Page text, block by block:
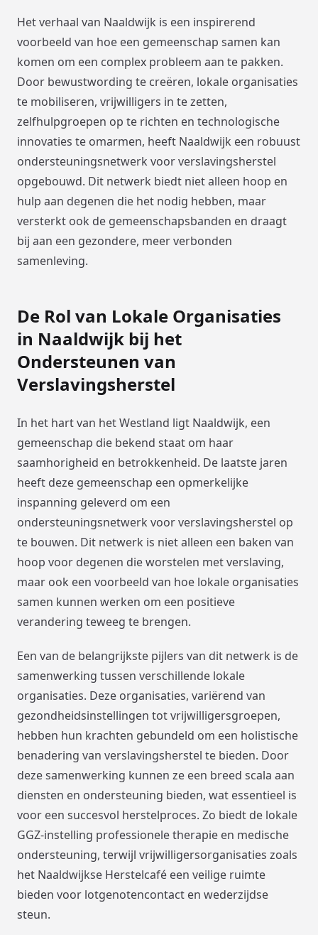
Het verhaal van Naaldwijk is een inspirerend
voorbeeld van hoe een gemeenschap samen kan
komen om een complex probleem aan te pakken.
Door bewustwording te creëren, lokale organisaties
te mobiliseren, vrijwilligers in te zetten,
zelfhulpgroepen op te richten en technologische
innovaties te omarmen, heeft Naaldwijk een robuust
ondersteuningsnetwerk voor verslavingsherstel
opgebouwd. Dit netwerk biedt niet alleen hoop en
hulp aan degenen die het nodig hebben, maar
versterkt ook de gemeenschapsbanden en draagt
bij aan een gezondere, meer verbonden
samenleving.
De Rol van Lokale Organisaties
in Naaldwijk bij het
Ondersteunen van
Verslavingsherstel
In het hart van het Westland ligt Naaldwijk, een
gemeenschap die bekend staat om haar
saamhorigheid en betrokkenheid. De laatste jaren
heeft deze gemeenschap een opmerkelijke
inspanning geleverd om een
ondersteuningsnetwerk voor verslavingsherstel op
te bouwen. Dit netwerk is niet alleen een baken van
hoop voor degenen die worstelen met verslaving,
maar ook een voorbeeld van hoe lokale organisaties
samen kunnen werken om een positieve
verandering teweeg te brengen.
Een van de belangrijkste pijlers van dit netwerk is de
samenwerking tussen verschillende lokale
organisaties. Deze organisaties, variërend van
gezondheidsinstellingen tot vrijwilligersgroepen,
hebben hun krachten gebundeld om een holistische
benadering van verslavingsherstel te bieden. Door
deze samenwerking kunnen ze een breed scala aan
diensten en ondersteuning bieden, wat essentieel is
voor een succesvol herstelproces. Zo biedt de lokale
GGZ-instelling professionele therapie en medische
ondersteuning, terwijl vrijwilligersorganisaties zoals
het Naaldwijkse Herstelcafé een veilige ruimte
bieden voor lotgenotencontact en wederzijdse
steun.